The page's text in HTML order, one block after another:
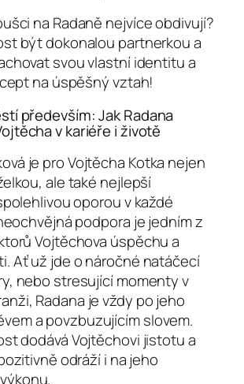
na Radaně nejvíce obdivují?
být dokonalou partnerkou a
svou vlastní identitu a
na úspěšný vztah!
především: Jak Radana
v kariéře i životě
je pro Vojtěcha Kotka nejen
ale také nejlepší
oporou v každé
podpora je jedním z
Vojtěchova úspěchu a
Ať už jde o náročné natáčecí
nebo stresující momenty v
Radana je vždy po jeho
a povzbuzujícím slovem.
dodává Vojtěchovi jistotu a
odráží i na jeho